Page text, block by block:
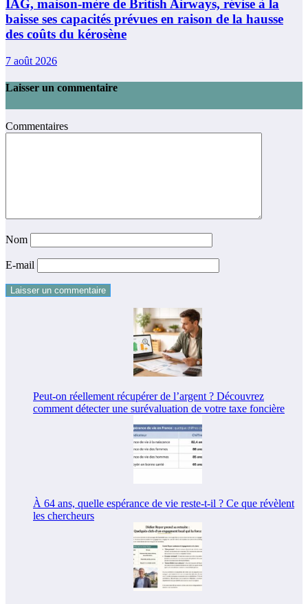
IAG, maison-mère de British Airways, révise à la
baisse ses capacités prévues en raison de la hausse
des coûts du kérosène
7 août 2026
Laisser un commentaire
Commentaires
Nom
E-mail
Peut-on réellement récupérer de l’argent ? Découvrez
comment détecter une surévaluation de votre taxe foncière
À 64 ans, quelle espérance de vie reste-t-il ? Ce que révèlent
les chercheurs